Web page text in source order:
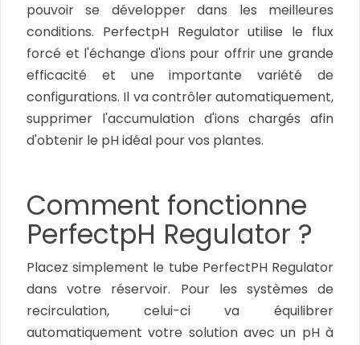
pouvoir se développer dans les meilleures
conditions. PerfectpH Regulator utilise le flux
forcé et l'échange d'ions pour offrir une grande
efficacité et une importante variété de
configurations. Il va contrôler automatiquement,
supprimer l'accumulation d'ions chargés afin
d'obtenir le pH idéal pour vos plantes.
Comment fonctionne
PerfectpH Regulator ?
Placez simplement le tube PerfectPH Regulator
dans votre réservoir. Pour les systèmes de
recirculation, celui-ci va équilibrer
automatiquement votre solution avec un pH à